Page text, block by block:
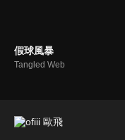
假球風暴
Tangled Web